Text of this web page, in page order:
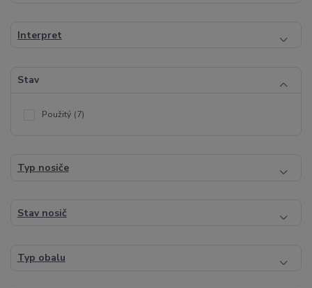
Interpret
Stav
Použitý (7)
Typ nosiče
Stav nosič
Typ obalu